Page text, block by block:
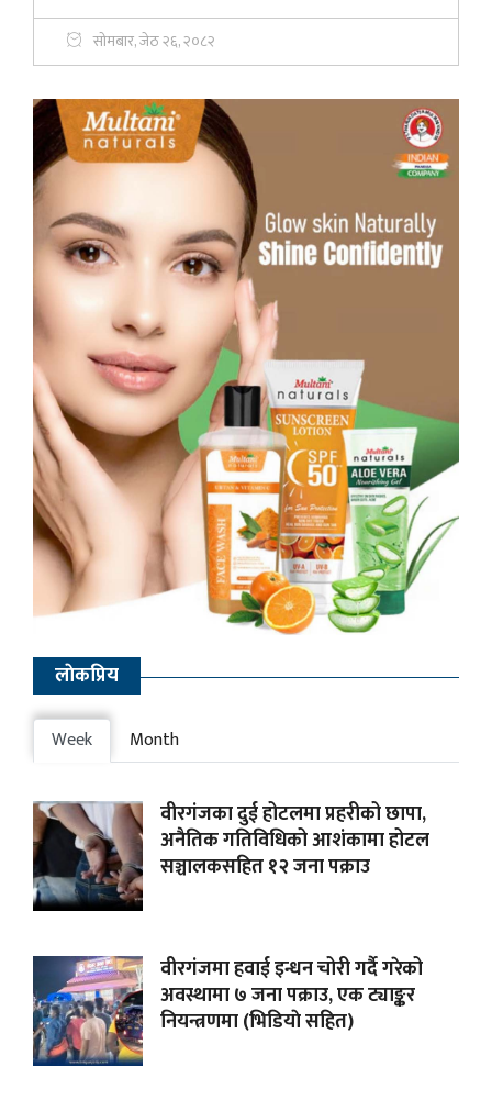
सोमबार, जेठ २६, २०८२
लाेकप्रिय
Week Month
वीरगंजका दुई होटलमा प्रहरीको छापा,
अनैतिक गतिविधिको आशंकामा होटल
सञ्चालकसहित १२ जना पक्राउ
वीरगंजमा हवाई इन्धन चोरी गर्दै गरेको
अवस्थामा ७ जना पक्राउ, एक ट्याङ्कर
नियन्त्रणमा (भिडियाे सहित)